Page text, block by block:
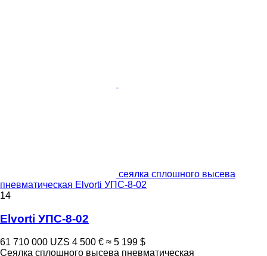
сеялка сплошного высева
пневматическая Elvorti УПС-8-02
14
Elvorti УПС-8-02
61 710 000 UZS 4 500 € ≈ 5 199 $
Сеялка сплошного высева пневматическая